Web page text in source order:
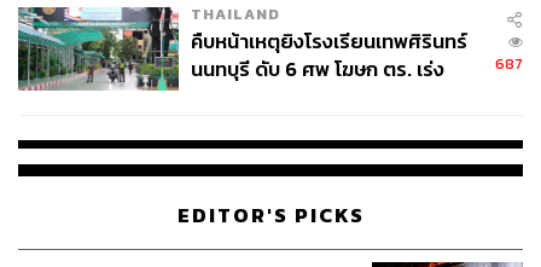
THAILAND
คืบหน้าเหตุยิงโรงเรียนเทพศิรินทร์
นนทบุรี ดับ 6 ศพ โฆษก ตร. เร่ง
687
EDITOR'S PICKS